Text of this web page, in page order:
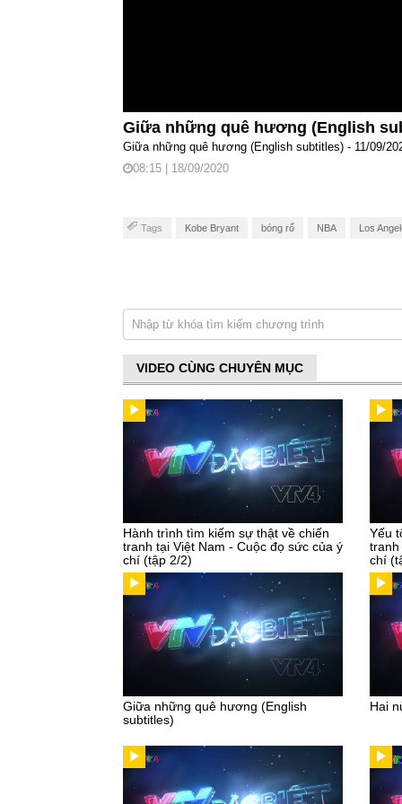
Giữa những quê hương (English
Giữa những quê hương (English subtitles) - 11/09/
08:15 | 18/09/2020
Tags Kobe Bryant bóng rổ NBA Los
VIDEO CÙNG CHUYÊN MỤC
Hành trình tìm kiếm sự thật về chiến
tranh tại Việt Nam - Cuộc đọ sức của ý
chí (tập 2/2)
Yếu
tranh
chí
Giữa những quê hương (English
subtitles)
Hai